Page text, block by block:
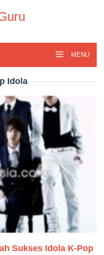
MENU
Idola
Sukses Idola K-Pop